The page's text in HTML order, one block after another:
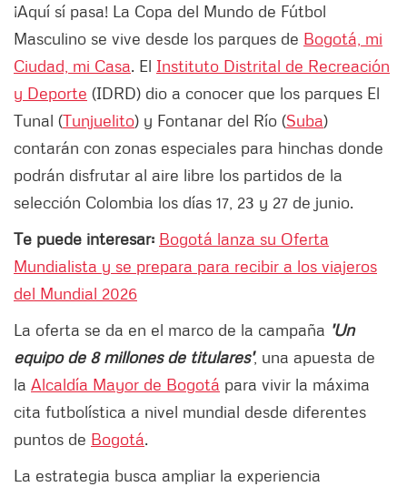
¡Aquí sí pasa! La Copa del Mundo de Fútbol
Masculino se vive desde los parques de Bogotá, mi
Ciudad, mi Casa. El Instituto Distrital de Recreación
y Deporte (IDRD) dio a conocer que los parques El
Tunal (Tunjuelito) y Fontanar del Río (Suba)
contarán con zonas especiales para hinchas donde
podrán disfrutar al aire libre los partidos de la
selección Colombia los días 17, 23 y 27 de junio.
Te puede interesar: Bogotá lanza su Oferta
Mundialista y se prepara para recibir a los viajeros
del Mundial 2026
La oferta se da en el marco de la campaña 'Un
equipo de 8 millones de titulares', una apuesta de
la Alcaldía Mayor de Bogotá para vivir la máxima
cita futbolística a nivel mundial desde diferentes
puntos de Bogotá.
La estrategia busca ampliar la experiencia